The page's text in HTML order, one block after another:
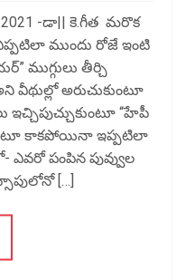
-డా|| కె.గీత మరొక
ఎప్పటిలా ముందు రోజే ఇంటి
ముగ్గులు తీర్చి
వీథుల్లో అరుచుకుంటూ
ఇచ్చిపుచ్చుకుంటూ “హేపీ
కాకపోయినా ఇప్పటిలా
ఎవరో పంపిన పువ్వుల
[…]